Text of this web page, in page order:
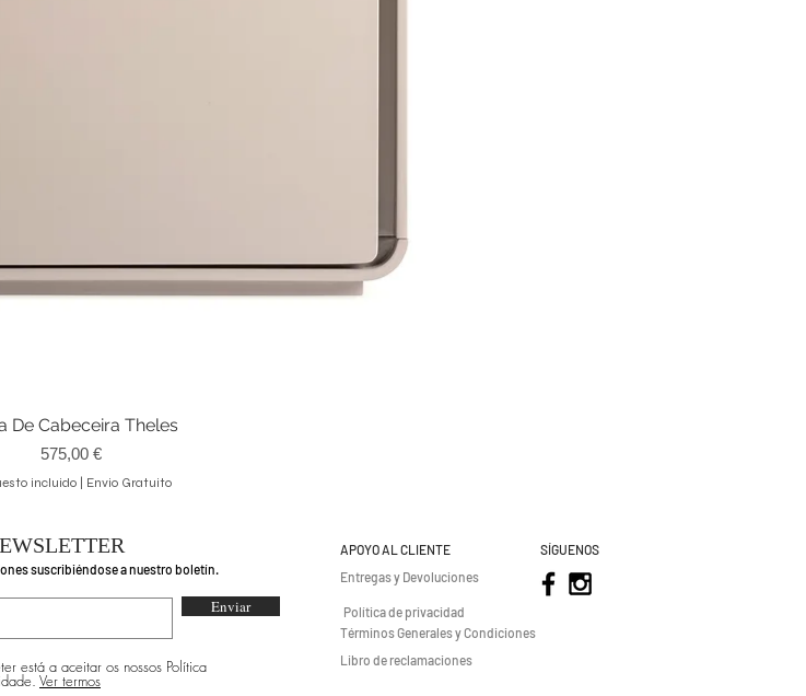
Vista rápida
De Cabeceira Theles
Precio
575,00 €
incluido| Envio Gratuito
suscribiéndose a nuestro boletín.
Enviar
está a aceitar os nossos Política
Ver termos
APOYO AL CLIENTE
Entregas y Devoluciones
SÍGUENOS
Política de privacidad
Términos Generales y Condiciones
Libro de reclamaciones